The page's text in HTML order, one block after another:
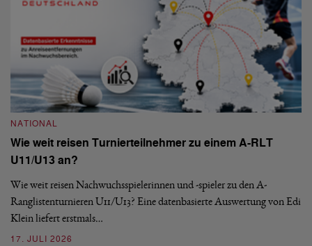
NATIONAL
Wie weit reisen Turnierteilnehmer zu einem A-RLT
U11/U13 an?
Wie weit reisen Nachwuchsspielerinnen und -spieler zu den A-
Ranglistenturnieren U11/U13? Eine datenbasierte Auswertung von Edi
Klein liefert erstmals…
17. JULI 2026